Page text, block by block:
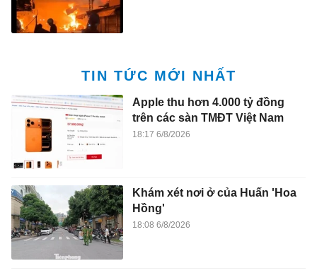
TIN TỨC MỚI NHẤT
Apple thu hơn 4.000 tỷ đồng
trên các sàn TMĐT Việt Nam
18:17 6/8/2026
Khám xét nơi ở của Huấn 'Hoa
Hồng'
18:08 6/8/2026